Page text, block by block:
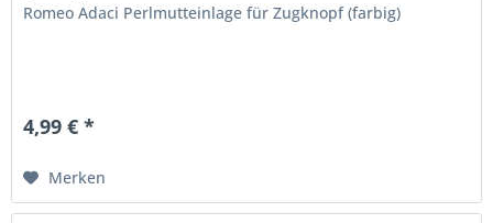
Romeo Adaci Perlmutteinlage für Zugknopf (farbig)
4,99 € *
Merken